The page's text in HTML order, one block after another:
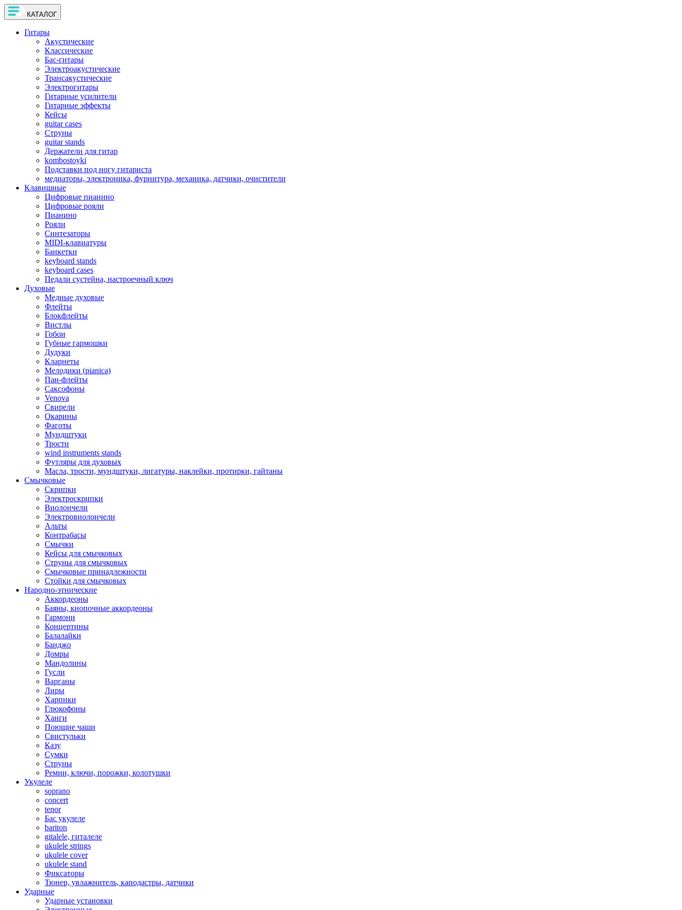
КАТАЛОГ
Гитары
Акустические
Классические
Бас-гитары
Электроакустические
Трансакустические
Электрогитары
Гитарные усилители
Гитарные эффекты
Кейсы
guitar cases
Струны
guitar stands
Держатели для гитар
kombostoyki
Подставки под ногу гитариста
медиаторы, электроника, фурнитура, механика, датчики, очистители
Клавишные
Цифровые пианино
Цифровые рояли
Пианино
Рояли
Синтезаторы
MIDI-клавиатуры
Банкетки
keyboard stands
keyboard cases
Педали сустейна, настроечный ключ
Духовые
Медные духовые
Флейты
Блокфлейты
Вистлы
Гобои
Губные гармошки
Дудуки
Кларнеты
Мелодики (pianica)
Пан-флейты
Саксофоны
Venova
Свирели
Окарины
Фаготы
Мундштуки
Трости
wind instruments stands
Футляры для духовых
Масла, трости, мундштуки, лигатуры, наклейки, протирки, гайтаны
Смычковые
Скрипки
Электроскрипки
Виолончели
Электровиолончели
Альты
Контрабасы
Смычки
Кейсы для смычковых
Струны для смычковых
Смычковые принадлежности
Стойки для смычковых
Народно-этнические
Аккордеоны
Баяны, кнопочные аккордеоны
Гармони
Концертины
Балалайки
Банджо
Домры
Мандолины
Гусли
Варганы
Лиры
Харпики
Глюкофоны
Ханги
Поющие чаши
Свистульки
Казу
Сумки
Струны
Ремни, ключи, порожки, колотушки
Укулеле
soprano
concert
tenor
Бас укулеле
bariton
gitalele, гиталеле
ukulele strings
ukulele cover
ukulele stand
Фиксаторы
Тюнер, увлажнитель, каподастры, датчики
Ударные
Ударные установки